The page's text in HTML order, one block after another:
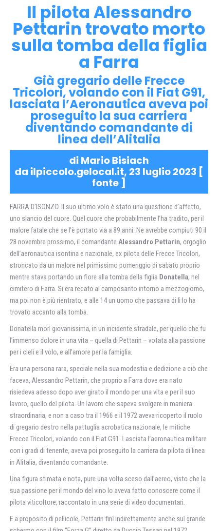
Il pilota Alessandro
Pettarin trovato morto
sulla tomba della figlia
a Farra
Già gregario delle Frecce
Tricolori, volando con il Fiat G91,
lasciata l’Aeronautica aveva poi
proseguito la sua carriera
diventando comandante di
linea dell’Alitalia
di Mario Bisiach
da ilpiccolo.gelocal.it, 23 luglio 2023 [
fonte ]
FARRA D’ISONZO. Il suo ultimo volo è stato una questione d’affetto,
uno slancio del cuore. Quel cuore che probabilmente l’ha tradito, per il
malore fatale che se l’è portato via a 89 anni. Ne avrebbe compiuti 90 il
28 novembre prossimo, il comandante Alessandro Pettarin, orgoglio
dell’aeronautica isontina e nazionale, ex pilota delle Frecce Tricolori,
stroncato da un malore nel primissimo pomeriggio di sabato proprio
mentre stava portando un fiore alla tomba della figlia Donatella, nel
cimitero di Farra. Si era recato al camposanto intorno a mezzogiorno,
ma poi non è più rientrato, e alle 14 un uomo che passava di lì lo ha
trovato accanto alla tomba.
Donatella morì giovanissima, in un incidente stradale, per quello che fu
l’immenso dolore in una vita – quella di Pettarin – votata alla passione
per i cieli e il volo, e all’amore per la famiglia.
Era una persona rara, speciale nella sua modestia e dedizione a ciò che
faceva, Alessandro Pettarin, che proprio a Farra dove era nato
risiedeva adesso dopo aver girato il mondo per una vita e per il suo
lavoro, quello del pilota. Un lavoro che sapeva svolgere in maniera
straordinaria, e non a caso tra il 1966 e il 1972 aveva ricoperto il ruolo
di gregario destro nella pattuglia acrobatica nazionale, le mitiche
Frecce Tricolori, volando con il Fiat G91. Lasciata l’aeronautica militare
con i gradi di tenente, aveva poi proseguito la carriera da pilota di linea
in Alitalia, diventando comandante.
Una figura stimata e nota, pure una volta sceso dall’aereo, visto che la
sua passione per il mondo del vino lo aveva fatto conoscere come il
pilota viticoltore, raccontato in una serie di video documentari.
E a proposito di pellicole, Pettarin finì indirettamente anche sul grande